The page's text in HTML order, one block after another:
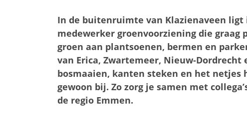
In de buitenruimte van Klazienaveen ligt
medewerker groenvoorziening die graag
groen aan plantsoenen, bermen en
van Erica, Zwartemeer, Nieuw-Dordrecht
bosmaaien, kanten steken en het netjes
gewoon bij. Zo zorg je samen met
de regio Emmen.